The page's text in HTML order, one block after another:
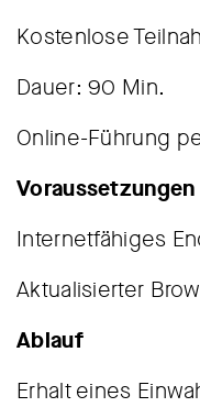
Kostenlose
Dauer: 90 Min.
Online-Führung
Voraussetzungen
Internetfähiges
Aktualisierter
Ablauf
Erhalt eines